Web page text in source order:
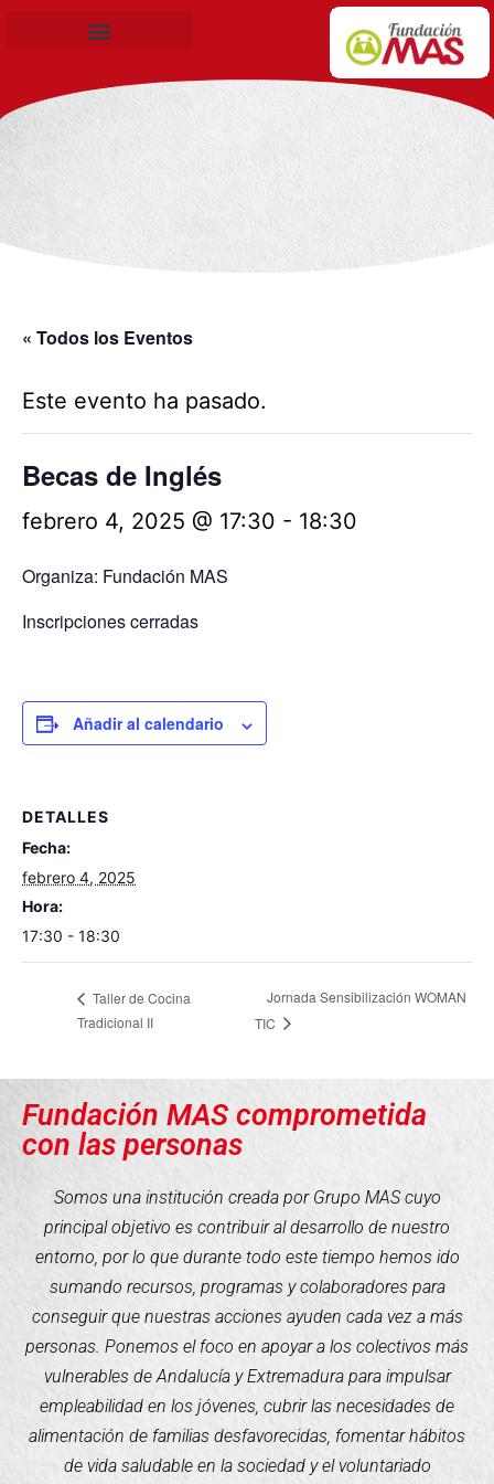
« Todos los Eventos
Este evento ha pasado.
Becas de Inglés
febrero 4, 2025 @ 17:30 - 18:30
Organiza: Fundación MAS
Inscripciones cerradas
Añadir al calendario
DETALLES
Fecha:
febrero 4, 2025
Hora:
17:30 - 18:30
Taller de Cocina
Tradicional II
Jornada Sensibilización WOMAN
TIC
Fundación MAS comprometida
con las personas
Somos una institución creada por Grupo MAS cuyo
principal objetivo es contribuir al desarrollo de nuestro
entorno, por lo que durante todo este tiempo hemos ido
sumando recursos, programas y colaboradores para
conseguir que nuestras acciones ayuden cada vez a más
personas. Ponemos el foco en apoyar a los colectivos más
vulnerables de Andalucía y Extremadura para impulsar
empleabilidad en los jóvenes, cubrir las necesidades de
alimentación de familias desfavorecidas, fomentar hábitos
de vida saludable en la sociedad y el voluntariado